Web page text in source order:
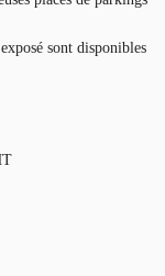
sont disponibles